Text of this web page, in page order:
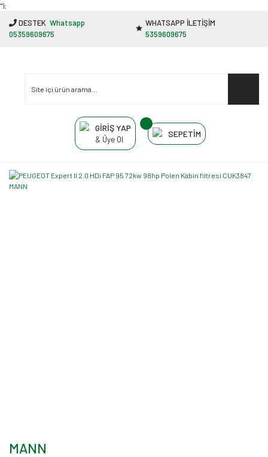
"');
DESTEK Whatsapp
05359609675
WHATSAPP İLETİŞİM
5359609675
GİRİŞ YAP
& Üye Ol
SEPETİM
MANN